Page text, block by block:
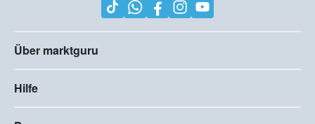
Über marktguru
Hilfe